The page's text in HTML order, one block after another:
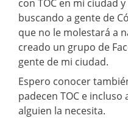
con TOC en mi ciudad
buscando a gente de
que no le molestará a
creado un grupo de
gente de mi ciudad.
Espero conocer
padecen TOC e
alguien la necesita.